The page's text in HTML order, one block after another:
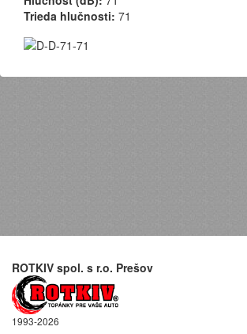
Trieda hlučnosti: 71
ROTKIV spol. s r.o. Prešov
1993-2026